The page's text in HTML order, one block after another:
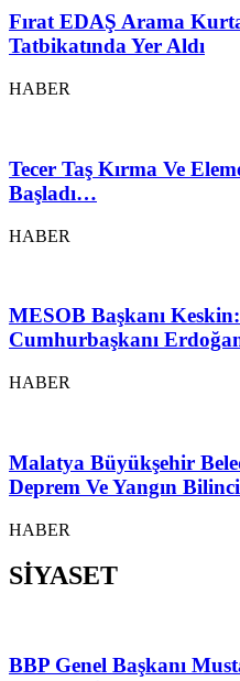
Fırat EDAŞ Arama
Tatbikatında Yer Aldı
HABER
Tecer Taş Kırma Ve
Başladı…
HABER
MESOB Başkanı
Cumhurbaşkanı
HABER
Malatya Büyükşehir
Deprem Ve Yangın
HABER
SİYASET
BBP Genel Başkanı